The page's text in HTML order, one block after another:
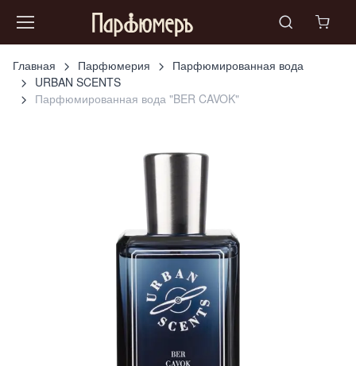
Главная Парфюмерия
Парфюмированная вода
URBAN SCENTS
Парфюмированная вода "BER CAVOK"